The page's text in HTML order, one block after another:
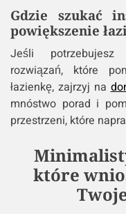
Gdzie szukać
powiększenie
Jeśli
rozwiązań, które
łazienkę, zajrzyj na
mnóstwo porad i
przestrzeni, które
które